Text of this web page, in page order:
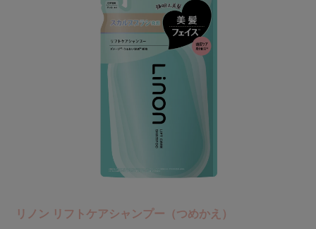
リノン リフトケアシャンプー（つめかえ）